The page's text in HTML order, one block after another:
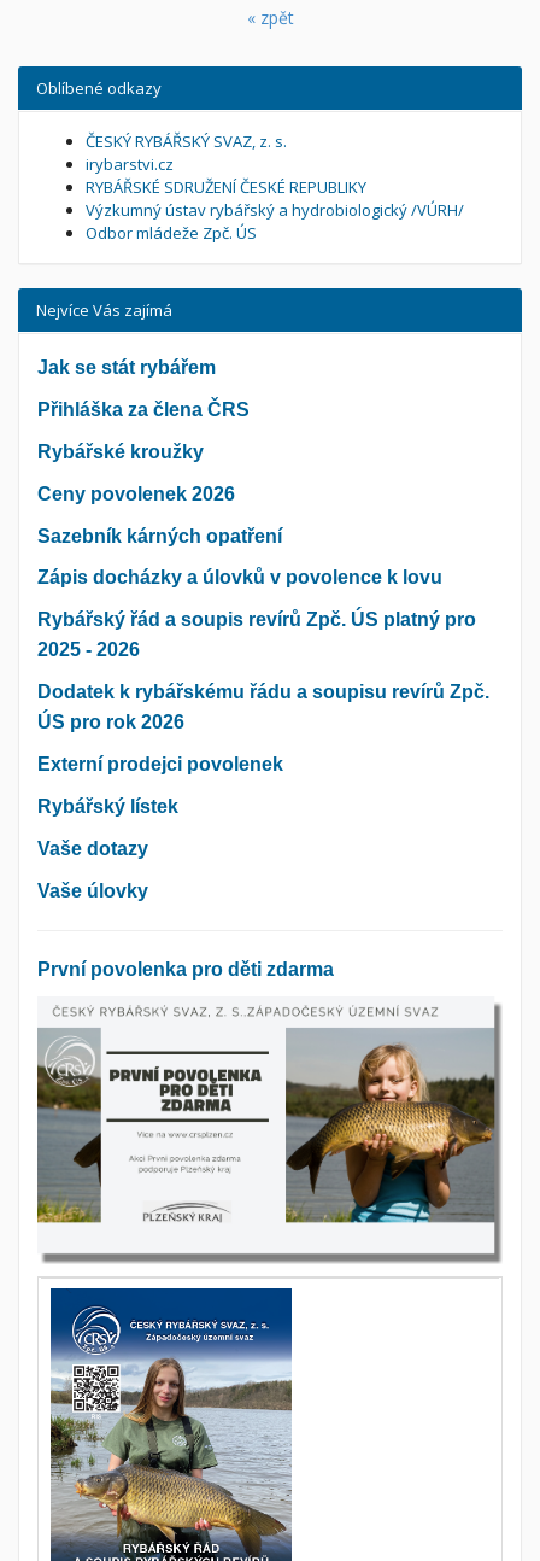
« zpět
Oblíbené odkazy
ČESKÝ RYBÁŘSKÝ SVAZ, z. s.
irybarstvi.cz
RYBÁŘSKÉ SDRUŽENÍ ČESKÉ REPUBLIKY
Výzkumný ústav rybářský a hydrobiologický /VÚRH/
Odbor mládeže Zpč. ÚS
Nejvíce Vás zajímá
Jak se stát rybářem
Přihláška za člena ČRS
Rybářské kroužky
Ceny povolenek 2026
Sazebník kárných opatření
Zápis docházky a úlovků v povolence k lovu
Rybářský řád a soupis revírů Zpč. ÚS platný pro
2025 - 2026
Dodatek k rybářskému řádu a soupisu revírů Zpč.
ÚS pro rok 2026
Externí prodejci povolenek
Rybářský lístek
Vaše dotazy
Vaše úlovky
První povolenka pro děti zdarma